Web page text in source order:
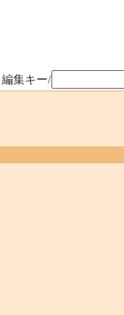
編集キー/